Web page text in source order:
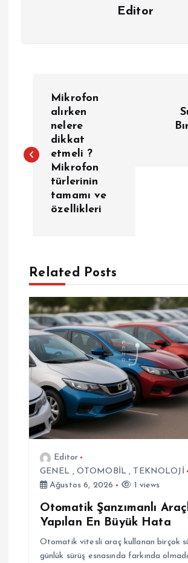
Editor
z
z
n
m
e
s
Mikrofon
alırken
nelere
dikkat
etmeli ?
Mikrofon
türlerinin
tamamı ve
özellikleri
Related Posts
Editor
GENEL , OTOMOBİL , TEKNOLOJİ
Ağustos 6, 2026
1 views
Otomatik Şanzımanlı
Yapılan En Büyük Hata
Otomatik vitesli araç kullanan birçok
günlük sürüş esnasında farkında